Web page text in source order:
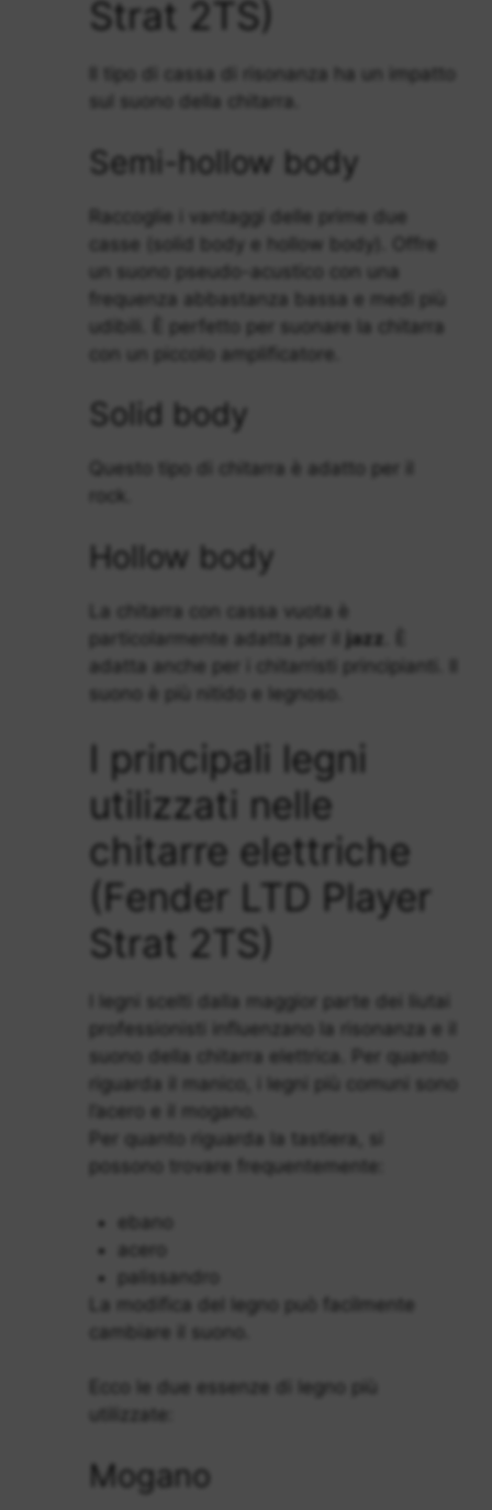
Strat 2TS)
Il tipo di cassa di risonanza ha un impatto
sul suono della chitarra.
Semi-hollow body
Raccoglie i vantaggi delle prime due
casse (solid body e hollow body). Offre
un suono pseudo-acustico con una
frequenza abbastanza bassa e medi più
udibili. È perfetto per suonare la chitarra
con un piccolo amplificatore.
Solid body
Questo tipo di chitarra è adatto per il
Hollow body
La chitarra con cassa vuota è
particolarmente adatta per il jazz
adatta anche per i chitarristi principianti. Il
suono è più nitido e legnoso.
I principali legni
utilizzati nelle
chitarre elettriche
(Fender LTD Player
Strat 2TS)
I legni scelti dalla maggior parte dei liutai
professionisti influenzano la risonanza e il
suono della chitarra elettrica. Per quanto
riguarda il manico, i legni più comuni sono
l’acero e il mogano.
Per quanto riguarda la tastiera, si
possono trovare frequentemente:
ebano
acero
palissandro
La modifica del legno può facilmente
cambiare il suono.
Ecco le due essenze di legno più
utilizzate:
Mogano